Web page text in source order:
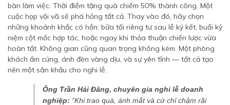
bàn làm việc. Thời điểm tặng quà chiếm 50% thành công. Một
cuộc họp vội vã sẽ phá hỏng tất cả. Thay vào đó, hãy chọn
những khoảnh khắc có hồn: bữa tối riêng tư sau lễ ký kết, buổi kỷ
niệm cột mốc hợp tác, hoặc ngay khi thỏa thuận chiến lược vừa
hoàn tất. Không gian cũng quan trọng không kém. Một phòng
khách ấm cúng, ánh đèn vàng dịu, và sự yên tĩnh — tất cả tạo
nên một sân khấu cho nghi lễ.
Ông Trần Hải Đăng, chuyên gia nghi lễ doanh
nghiệp: “Khi trao quà, ánh mắt và cử chỉ chậm rãi